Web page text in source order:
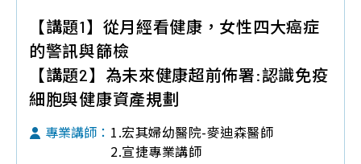
【講題1】從月經看健康，女性四大癌症
的警訊與篩檢
【講題2】為未來健康超前佈署:認識免疫
細胞與健康資產規劃
專業講師： 1.宏其婦幼醫院-麥迪森醫師
2.宣捷專業講師